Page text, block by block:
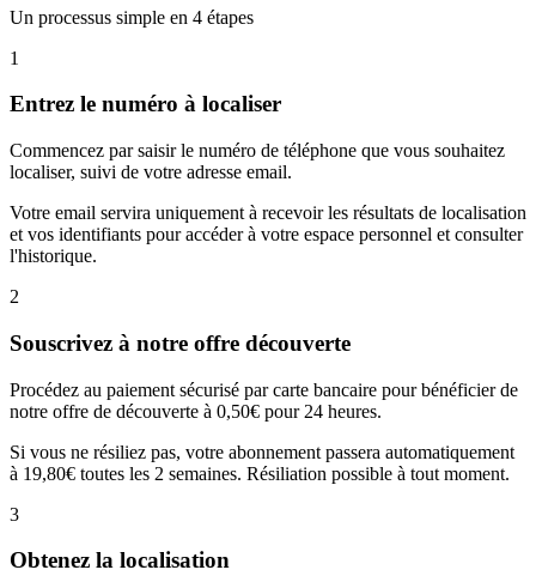
Un processus simple en 4 étapes
1
Entrez le numéro à localiser
Commencez par saisir le numéro de téléphone que vous souhaitez
localiser, suivi de votre adresse email.
Votre email servira uniquement à recevoir les résultats de localisation
et vos identifiants pour accéder à votre espace personnel et consulter
l'historique.
2
Souscrivez à notre offre découverte
Procédez au paiement sécurisé par carte bancaire pour bénéficier de
notre offre de découverte à 0,50€ pour 24 heures.
Si vous ne résiliez pas, votre abonnement passera automatiquement
à 19,80€ toutes les 2 semaines. Résiliation possible à tout moment.
3
Obtenez la localisation